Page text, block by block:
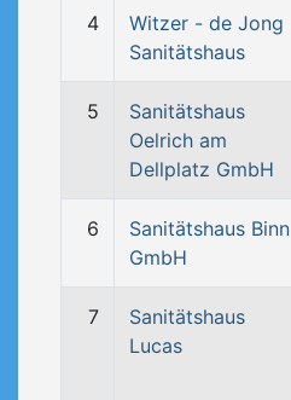
4
Witzer - de Jong
Sanitätshaus
5
Sanitätshaus
Oelrich am
Dellplatz GmbH
6
Sanitätshaus Binn
GmbH
7
Sanitätshaus
Lucas